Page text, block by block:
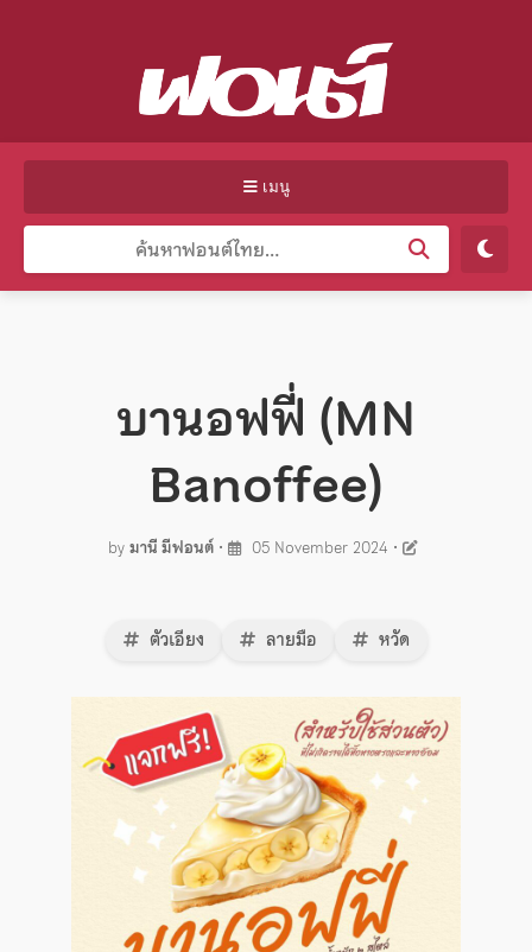
เมนู
บานอฟฟี่ (MN
Banoffee)
byมานี มีฟอนต์ • 05 November 2024 •
ตัวเอียง ลายมือ หวัด